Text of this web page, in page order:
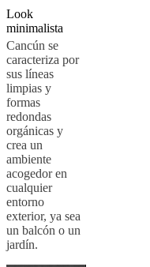
aire
libreEspacios
pequeñosOficinas
en
casaBoConcept
+
Helena
Christensen
al
clienteContacto
del
productoInstrucciones
de
montaje
de
decoración
de
Look
minimalista
Cancún se
caracteriza por
sus líneas
limpias y
formas
redondas
orgánicas y
crea un
ambiente
acogedor en
cualquier
entorno
exterior, ya sea
un balcón o un
jardín.